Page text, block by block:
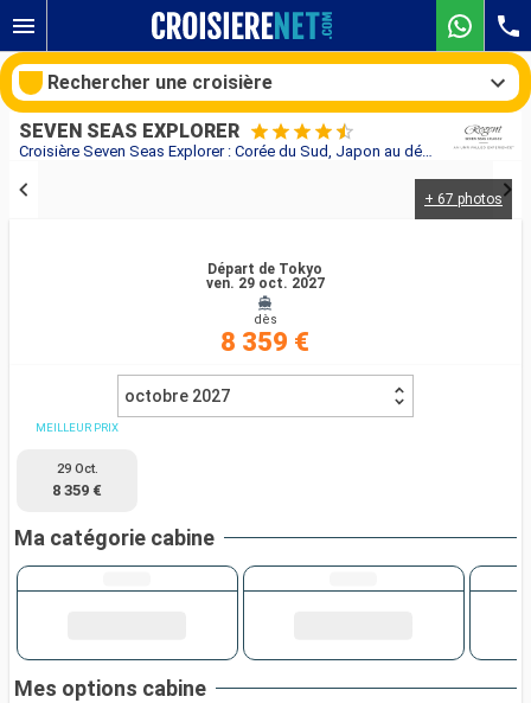
Croisière Seven Seas Explorer : Corée du Sud, Japon au départ de Tokyo
SEVEN SEAS EXPLORER
+ 67 photos
Départ de Tokyo
ven. 29 oct. 2027
dès
8 359 €
octobre 2027
MEILLEUR PRIX
29 Oct.
8 359 €
Ma catégorie cabine
Mes options cabine
Rechercher une croisière
Rechercher